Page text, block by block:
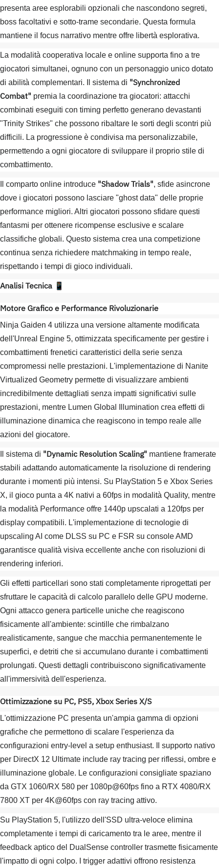
presenta aree esplorabili opzionali che nascondono segreti,
boss facoltativi e sotto-trame secondarie. Questa formula
mantiene il focus narrativo mentre offre libertà esplorativa.
La modalità cooperativa locale e online supporta fino a tre
giocatori simultanei, ognuno con un personaggio unico dotato
di abilità complementari. Il sistema di "Synchronized
Combat" premia la coordinazione tra giocatori: attacchi
combinati eseguiti con timing perfetto generano devastanti
"Trinity Strikes" che possono ribaltare le sorti degli scontri più
difficili. La progressione è condivisa ma personalizzabile,
permettendo a ogni giocatore di sviluppare il proprio stile di
combattimento.
Il comparto online introduce "Shadow Trials", sfide asincrone
dove i giocatori possono lasciare "ghost data" delle proprie
performance migliori. Altri giocatori possono sfidare questi
fantasmi per ottenere ricompense esclusive e scalare
classifiche globali. Questo sistema crea una competizione
continua senza richiedere matchmaking in tempo reale,
rispettando i tempi di gioco individuali.
Analisi Tecnica 📱
Motore Grafico e Performance Rivoluzionarie
Ninja Gaiden 4 utilizza una versione altamente modificata
dell'Unreal Engine 5, ottimizzata specificamente per gestire i
combattimenti frenetici caratteristici della serie senza
compromessi nelle prestazioni. L'implementazione di Nanite
Virtualized Geometry permette di visualizzare ambienti
incredibilmente dettagliati senza impatti significativi sulle
prestazioni, mentre Lumen Global Illumination crea effetti di
illuminazione dinamica che reagiscono in tempo reale alle
azioni del giocatore.
Il sistema di "Dynamic Resolution Scaling" mantiene framerate
stabili adattando automaticamente la risoluzione di rendering
durante i momenti più intensi. Su PlayStation 5 e Xbox Series
X, il gioco punta a 4K nativi a 60fps in modalità Quality, mentre
la modalità Performance offre 1440p upscalati a 120fps per
display compatibili. L'implementazione di tecnologie di
upscaling AI come DLSS su PC e FSR su console AMD
garantisce qualità visiva eccellente anche con risoluzioni di
rendering inferiori.
Gli effetti particellari sono stati completamente riprogettati per
sfruttare le capacità di calcolo parallelo delle GPU moderne.
Ogni attacco genera particelle uniche che reagiscono
fisicamente all'ambiente: scintille che rimbalzano
realisticamente, sangue che macchia permanentemente le
superfici, e detriti che si accumulano durante i combattimenti
prolungati. Questi dettagli contribuiscono significativamente
all'immersività dell'esperienza.
Ottimizzazione su PC, PS5, Xbox Series X/S
L'ottimizzazione PC presenta un'ampia gamma di opzioni
grafiche che permettono di scalare l'esperienza da
configurazioni entry-level a setup enthusiast. Il supporto nativo
per DirectX 12 Ultimate include ray tracing per riflessi, ombre e
illuminazione globale. Le configurazioni consigliate spaziano
da GTX 1060/RX 580 per 1080p@60fps fino a RTX 4080/RX
7800 XT per 4K@60fps con ray tracing attivo.
Su PlayStation 5, l'utilizzo dell'SSD ultra-veloce elimina
completamente i tempi di caricamento tra le aree, mentre il
feedback aptico del DualSense controller trasmette fisicamente
l'impatto di ogni colpo. I trigger adattivi offrono resistenza